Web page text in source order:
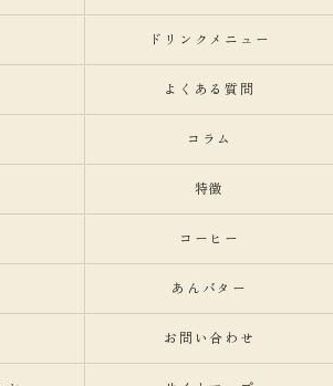
ドリンクメニュー
よくある質問
コラム
特徴
コーヒー
あんバター
お問い合わせ